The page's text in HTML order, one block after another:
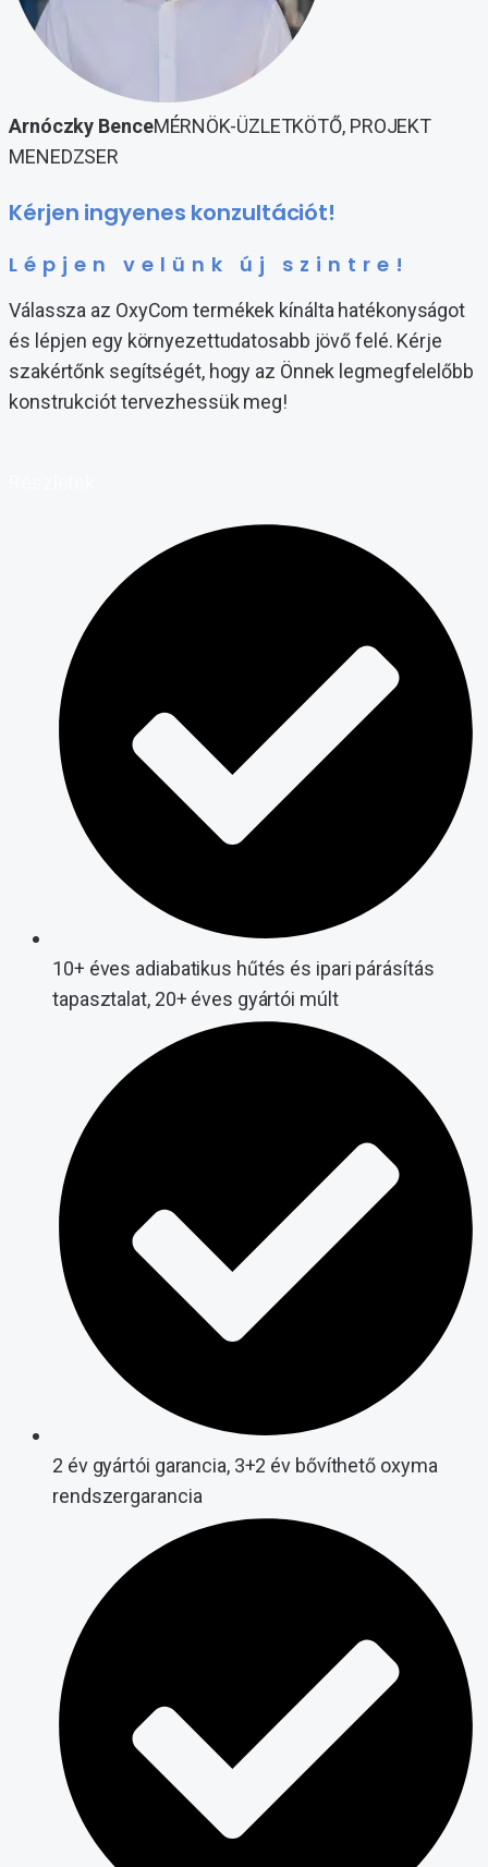
Arnóczky BenceMÉRNÖK-ÜZLETKÖTŐ, PROJEKT
MENEDZSER
Kérjen ingyenes konzultációt!
Lépjen velünk új szintre!
Válassza az OxyCom termékek kínálta hatékonyságot
és lépjen egy környezettudatosabb jövő felé. Kérje
szakértőnk segítségét, hogy az Önnek legmegfelelőbb
konstrukciót tervezhessük meg!
10+ éves adiabatikus hűtés és ipari párásítás
tapasztalat, 20+ éves gyártói múlt
2 év gyártói garancia, 3+2 év bővíthető oxyma
rendszergarancia